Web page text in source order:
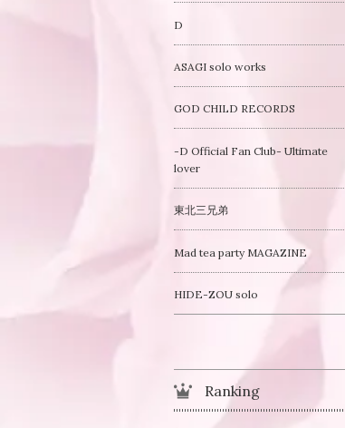
D
ASAGI solo works
GOD CHILD RECORDS
-D Official Fan Club- Ultimate
lover
東北三兄弟
Mad tea party MAGAZINE
HIDE-ZOU solo
Ranking